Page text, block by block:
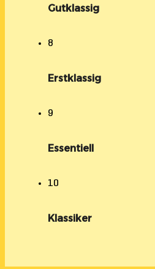
Gutklassig
8
Erstklassig
9
Essentiell
10
Klassiker